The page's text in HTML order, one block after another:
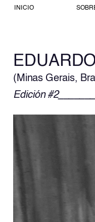
INICIO
(minas Gerais,
Edición #2